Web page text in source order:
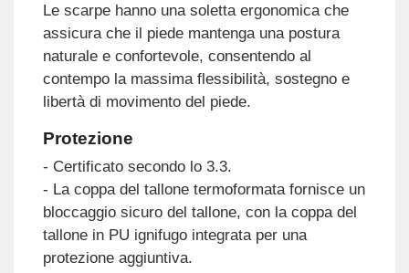
Le scarpe hanno una soletta ergonomica che
assicura che il piede mantenga una postura
naturale e confortevole, consentendo al
contempo la massima flessibilità, sostegno e
libertà di movimento del piede.
Protezione
- Certificato secondo lo 3.3.
- La coppa del tallone termoformata fornisce un
bloccaggio sicuro del tallone, con la coppa del
tallone in PU ignifugo integrata per una
protezione aggiuntiva.